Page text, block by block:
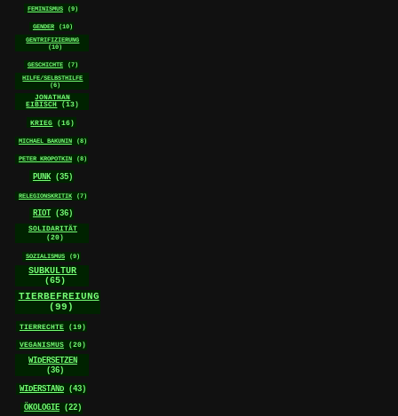
FEMINISMUS (9)
GENDER
(10)
GENTRIFIZIERUNG
(10)
GESCHICHTE
(7)
HILFE/SELBSTHILFE
(6)
JONATHAN
EIBISCH
(13)
KRIEG (16)
MICHAEL BAKUNIN (8)
PETER KROPOTKIN (8)
PUNK (35)
RELEGIONSKRITIK (7)
RIOT (36)
SOLIDARITÄT
(20)
SOZIALISMUS (9)
SUBKULTUR
(65)
TIERBEFREIUNG
(99)
TIERRECHTE (19)
VEGANISMUS (20)
WIDERSETZEN
(36)
WIDERSTAND (43)
ÖKOLOGIE (22)